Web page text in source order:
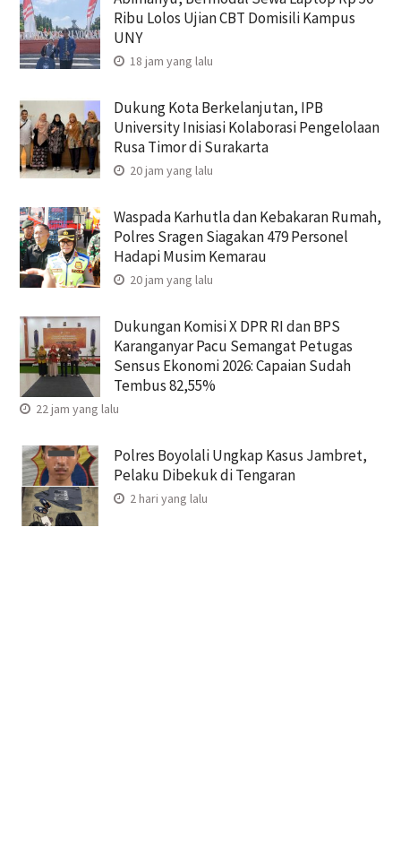
Ribu Lolos Ujian CBT Domisili Kampus
UNY
18 jam yang lalu
Dukung Kota Berkelanjutan, IPB
University Inisiasi Kolaborasi Pengelolaan
Rusa Timor di Surakarta
20 jam yang lalu
Waspada Karhutla dan Kebakaran Rumah,
Polres Sragen Siagakan 479 Personel
Hadapi Musim Kemarau
20 jam yang lalu
Dukungan Komisi X DPR RI dan BPS
Karanganyar Pacu Semangat Petugas
Sensus Ekonomi 2026: Capaian Sudah
Tembus 82,55%
22 jam yang lalu
Polres Boyolali Ungkap Kasus Jambret,
Pelaku Dibekuk di Tengaran
2 hari yang lalu